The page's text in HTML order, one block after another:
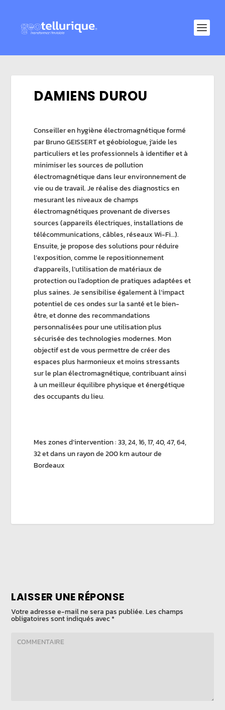
DAMIENS DUROU
Conseiller en hygiène électromagnétique formé
par Bruno GEISSERT et géobiologue, j’aide les
particuliers et les professionnels à identifier et à
minimiser les sources de pollution
électromagnétique dans leur environnement de
vie ou de travail. Je réalise des diagnostics en
mesurant les niveaux de champs
électromagnétiques provenant de diverses
sources (appareils électriques, installations de
télécommunications, câbles, réseaux Wi-Fi…).
Ensuite, je propose des solutions pour réduire
l’exposition, comme le repositionnement
d’appareils, l’utilisation de matériaux de
protection ou l’adoption de pratiques adaptées et
plus saines. Je sensibilise également à l’impact
potentiel de ces ondes sur la santé et le bien-
être, et donne des recommandations
personnalisées pour une utilisation plus
sécurisée des technologies modernes. Mon
objectif est de vous permettre de créer des
espaces plus harmonieux et moins stressants
sur le plan électromagnétique, contribuant ainsi
à un meilleur équilibre physique et énergétique
des occupants du lieu.
Mes zones d’intervention : 33, 24, 16, 17, 40, 47, 64,
32 et dans un rayon de 200 km autour de
Bordeaux
LAISSER UNE RÉPONSE
Votre adresse e-mail ne sera pas publiée. Les champs
obligatoires sont indiqués avec*